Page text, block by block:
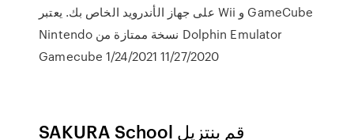
GameCube و Wii على جهاز الأندرويد الخاص بك. يعتبر
Dolphin Emulator نسخة ممتازة من Nintendo
Gamecube 1/24/2021 11/27/2020
‫قم بنتزيل SAKURA School